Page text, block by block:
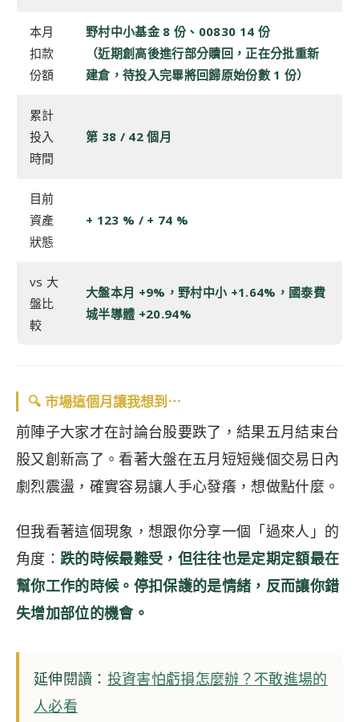
本月
扣款
份額
野村中小基金 8 份、00830 14 份
（近期創高後進行部分贖回，正在分批重新
建倉，待投入完畢將回歸原始份數 1 份）
累計
投入
時間
第 38 / 42 個月
目前
資產
狀態
+ 123 % / + 74 %
vs 大
盤比
較
大盤本月 +9%，野村中小 +1.64%，國泰費
城半導體 +20.94%
🔍 市場這個月讓我想到⋯
前陣子大家才在討論台股要跌了，結果五月結束台
股又創新高了。看著大盤在五月短短幾個交易日內
劇烈震盪，確實容易讓人手心發癢，想做點什麼。
但我看著這個現象，想跟你分享一個「過來人」的
角度：跌的時候最難受，但往往也是定期定額最在
幫你工作的時候。停扣保護的是情緒，反而讓你錯
失增加部位的機會。
延伸閱讀： 投資害怕虧損怎麼辦？不敢進場的
人必看